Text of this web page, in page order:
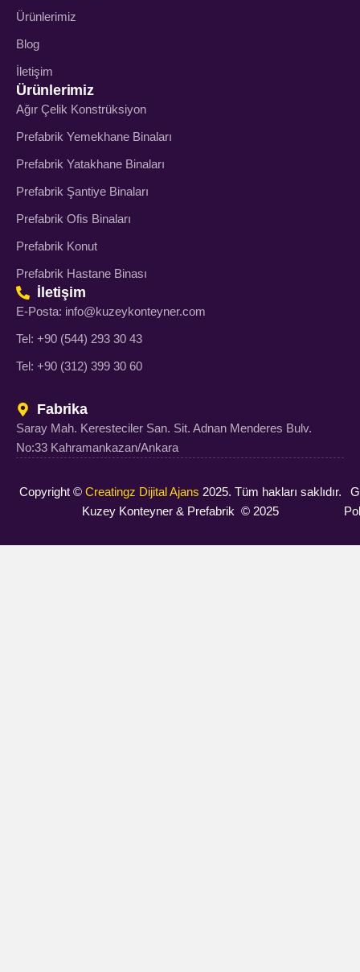
Ürünlerimiz
Blog
İletişim
Ürünlerimiz
Ağır Çelik Konstrüksiyon
Prefabrik Yemekhane Binaları
Prefabrik Yatakhane Binaları
Prefabrik Şantiye Binaları
Prefabrik Ofis Binaları
Prefabrik Konut
Prefabrik Hastane Binası
İletişim
E-Posta: info@kuzeykonteyner.com
Tel: +90 (544) 293 30 43
Tel: +90 (312) 399 30 60
Fabrika
Saray Mah. Keresteciler San. Sit. Adnan Menderes Bulv.
No:33 Kahramankazan/Ankara
Copyright © Creatingz Dijital Ajans 2025. Tüm hakları saklıdır.
Kuzey Konteyner & Prefabrik © 2025